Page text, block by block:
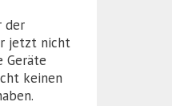
der
jetzt nicht
Geräte
keinen